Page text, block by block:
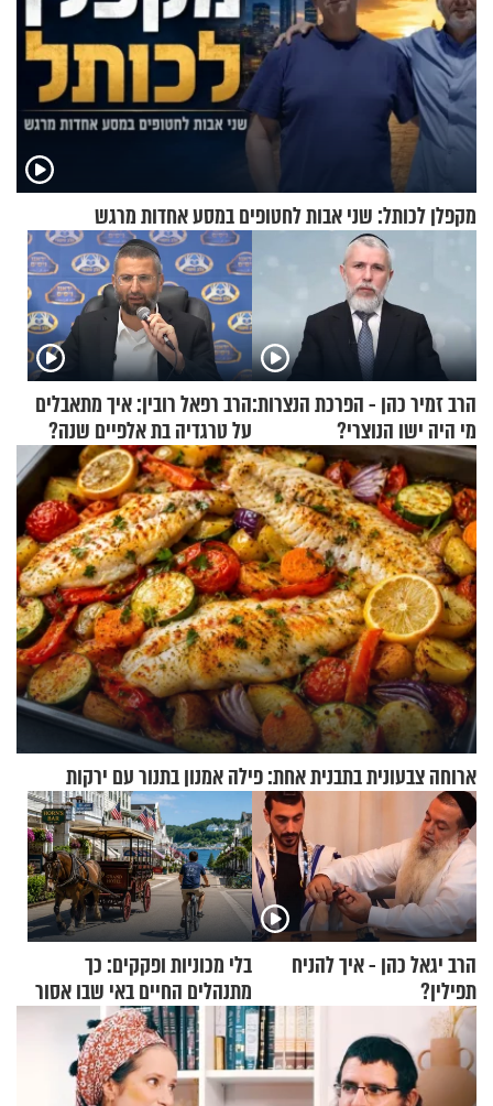
מקפלן לכותל: שני אבות לחטופים במסע אחדות מרגש
הרב זמיר כהן - הפרכת הנצרות:
מי היה ישו הנוצרי?
הרב רפאל רובין: איך מתאבלים
על טרגדיה בת אלפיים שנה?
ארוחה צבעונית בתבנית אחת: פילה אמנון בתנור עם ירקות
הרב יגאל כהן - איך להניח
תפילין?
בלי מכוניות ופקקים: כך
מתנהלים החיים באי שבו אסור
לנהוג כבר יותר מ-120 שנה